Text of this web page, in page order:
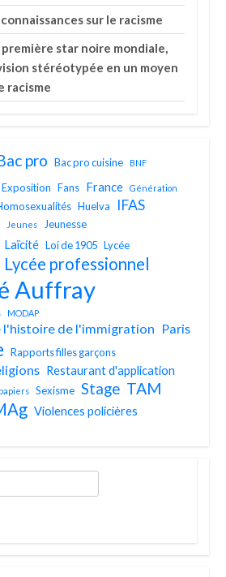
sur le racisme
première star noire mondiale,
stéréotypée en un moyen
racisme
pro Bac pro cuisine BNF
Exposition Fans France Génération
Huelva
IFAS
Jeunes Jeunesse
Laïcité Loi de 1905 Lycée
Lycée professionnel
Auffray
MODAP
l'histoire de l'immigration Paris
Rapports filles garçons
Restaurant d'application
Sexisme Stage TAM
Violences policières